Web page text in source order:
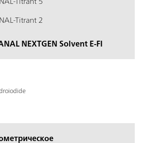
Titrant 2
NEXTGEN Solvent E-FI